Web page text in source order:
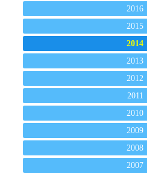
2016
2015
2014
2013
2012
2011
2010
2009
2008
2007